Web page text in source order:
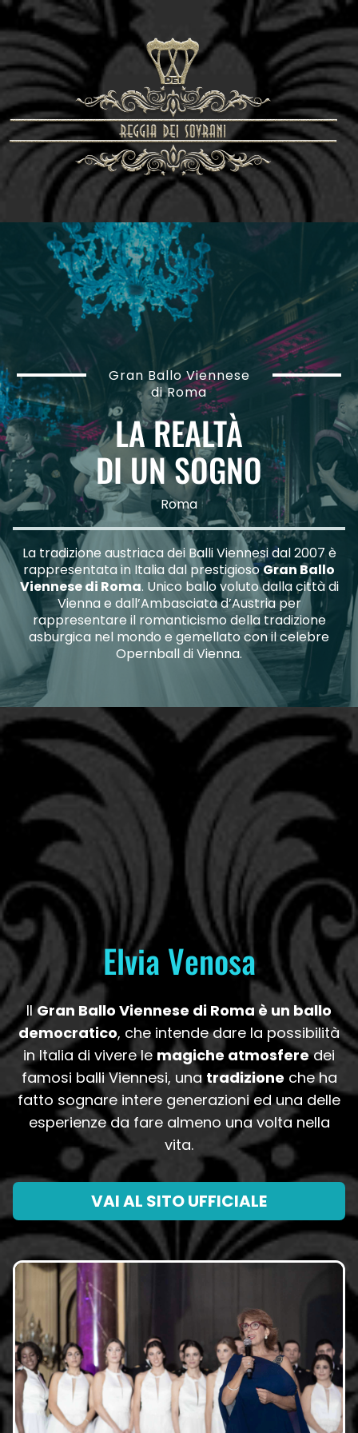
Gran Ballo Viennese
di Roma
LA REALTÀ
DI UN SOGNO
Roma
La tradizione austriaca dei Balli Viennesi dal 2007 è
rappresentata in Italia dal prestigiosoGran Ballo
Viennese di Roma. Unico ballo voluto dalla città di
Vienna e dall’Ambasciata d’Austria per
rappresentare il romanticismo della tradizione
asburgica nel mondo e gemellato con il celebre
Opernball di Vienna.
Elvia Venosa
IlGran Ballo Viennese di Roma è un ballo
democratico, che intende dare la possibilità
in Italia di vivere lemagiche atmosferedei
famosi balli Viennesi, una tradizione che ha
fatto sognare intere generazioni ed una delle
esperienze da fare almeno una volta nella
vita.
VAI AL SITO UFFICIALE